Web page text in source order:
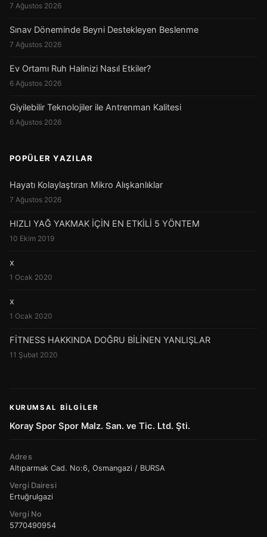
7 Ağustos 2026
Sınav Döneminde Beyni Destekleyen Beslenme
7 Ağustos 2026
Ev Ortamı Ruh Halinizi Nasıl Etkiler?
6 Ağustos 2026
Giyilebilir Teknolojiler ile Antrenman Kalitesi
6 Ağustos 2026
POPÜLER YAZILAR
Hayatı Kolaylaştıran Mikro Alışkanlıklar
7 Ağustos 2026
HIZLI YAĞ YAKMAK İÇİN EN ETKİLİ 5 YÖNTEM
10 Ekim 2019
x
1 Ocak 2020
x
1 Ocak 2020
FİTNESS HAKKINDA DOĞRU BİLİNEN YANLIŞLAR
11 Şubat 2020
KURUMSAL BILGILER
Koray Spor Spor Malz. San. ve Tic. Ltd. Şti.
Adres
Altıparmak Cad. No:6, Osmangazi / BURSA
Vergi Dairesi
Ertuğrulgazi
Vergi No
5770490954